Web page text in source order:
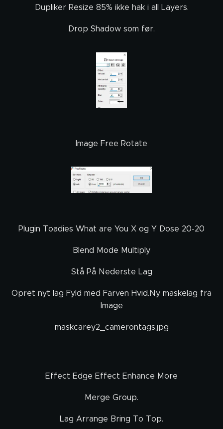
Dupliker Resize 85% ikke hak i all Layers.
Drop Shadow som før.
Image Free Rotate
Plugin Toadies What are You X og Y Dose 20-20
Blend Mode Multiply
Stå På Nederste Lag
Opret nyt lag Fyld med Farven Hvid.Ny maskelag fra
Image
maskcarey2_camerontags.jpg
Effect Edge Effect Enhance More
Merge Group.
Lag Arrange Bring To Top.